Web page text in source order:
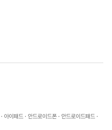
아이패드 안드로이드폰
안드로이드패드